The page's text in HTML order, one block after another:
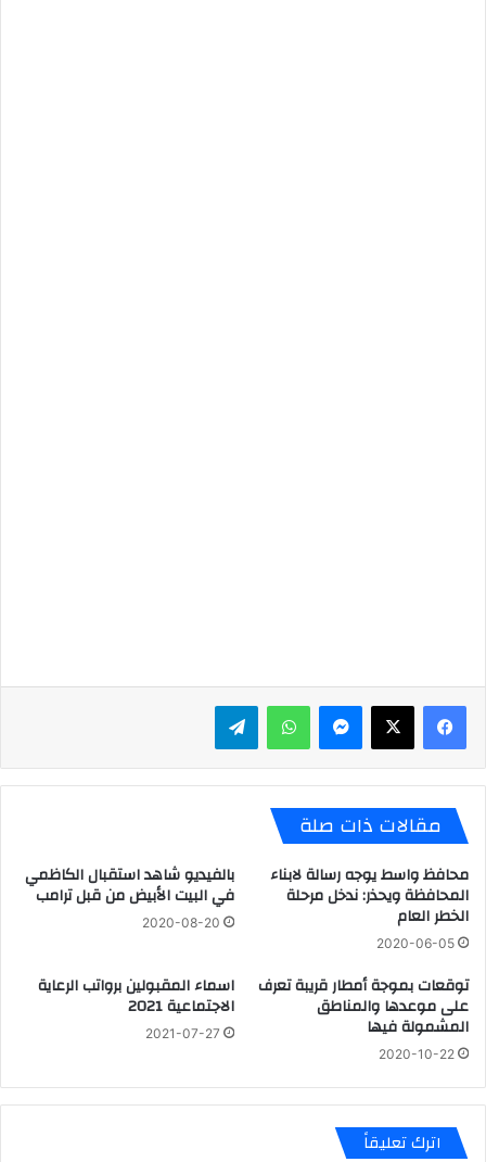
ماسنجر واتساب تيلقرام
مقالات ذات صلة
محافظ واسط يوجه رسالة لابناء
المحافظة ويحذر: ندخل مرحلة
الخطر العام
2020-06-05
بالفيديو شاهد استقبال الكاظمي
في البيت الأبيض ‏من ‏قبل ‏ترامب
2020-08-20
توقعات بموجة أمطار قريبة تعرف
على موعدها والمناطق
المشمولة فيها
2020-10-22
اسماء المقبولين برواتب الرعاية
الاجتماعية 2021
2021-07-27
اترك تعليقاً